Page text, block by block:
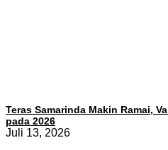
Teras Samarinda Makin Ramai,
pada 2026
Juli 13, 2026